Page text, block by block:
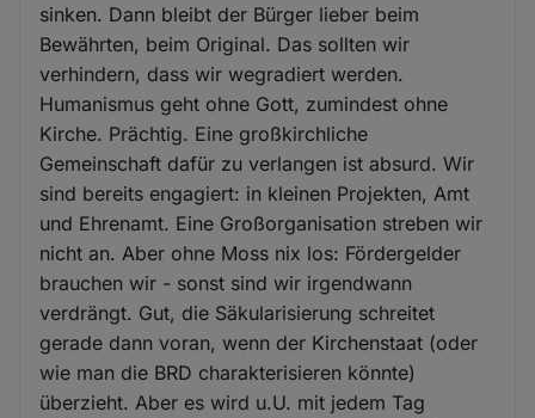
sinken. Dann bleibt der Bürger lieber beim
Bewährten, beim Original. Das sollten wir
verhindern, dass wir wegradiert werden.
Humanismus geht ohne Gott, zumindest ohne
Kirche. Prächtig. Eine großkirchliche
Gemeinschaft dafür zu verlangen ist absurd. Wir
sind bereits engagiert: in kleinen Projekten, Amt
und Ehrenamt. Eine Großorganisation streben wir
nicht an. Aber ohne Moss nix los: Fördergelder
brauchen wir - sonst sind wir irgendwann
verdrängt. Gut, die Säkularisierung schreitet
gerade dann voran, wenn der Kirchenstaat (oder
wie man die BRD charakterisieren könnte)
überzieht. Aber es wird u.U. mit jedem Tag